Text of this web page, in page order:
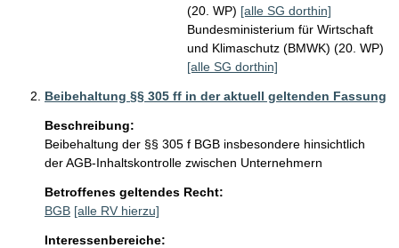
(20. WP) [alle SG dorthin]
Bundesministerium für Wirtschaft
und Klimaschutz (BMWK) (20. WP)
[alle SG dorthin]
Beibehaltung §§ 305 ff in der aktuell geltenden Fassung
Beschreibung:
Beibehaltung der §§ 305 f BGB insbesondere hinsichtlich
der AGB-Inhaltskontrolle zwischen Unternehmern
Betroffenes geltendes Recht:
BGB [alle RV hierzu]
Interessenbereiche: